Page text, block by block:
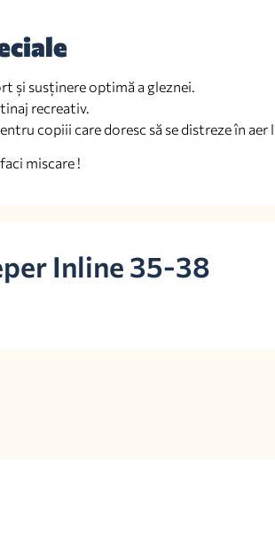
și susținere optimă a gleznei.
recreativ.
copiii care doresc să se distreze în
miscare !
Inline 35-38